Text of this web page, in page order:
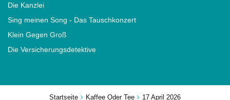
Startseite Kaffee Oder Tee 17 April 2026
Die Kanzlei
Sing meinen Song - Das Tauschkonzert
Klein Gegen Groß
Die Versicherungsdetektive